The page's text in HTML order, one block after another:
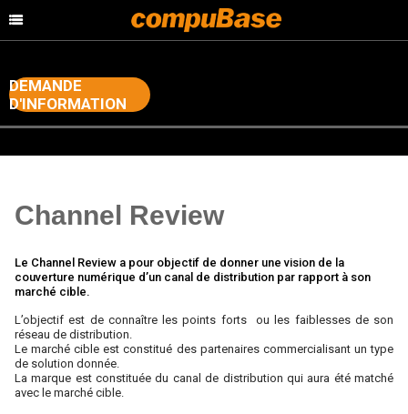
DEMANDE
D'INFORMATION
Channel Review
Le Channel Review a pour objectif de donner une vision de la
couverture numérique d’un canal de distribution par rapport à son
marché cible.
L’objectif est de connaître les points forts ou les faiblesses de son
réseau de distribution.
Le marché cible est constitué des partenaires commercialisant un type
de solution donnée.
La marque est constituée du canal de distribution qui aura été matché
avec le marché cible.